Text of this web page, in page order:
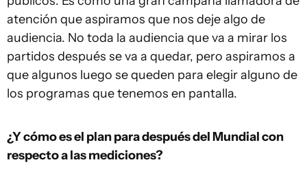
atención que aspiramos que nos deje algo de
audiencia. No toda la audiencia que va a mirar los
partidos después se va a quedar, pero aspiramos a
que algunos luego se queden para elegir alguno de
los programas que tenemos en pantalla.
¿Y cómo es el plan para después del Mundial con
respecto a las mediciones?